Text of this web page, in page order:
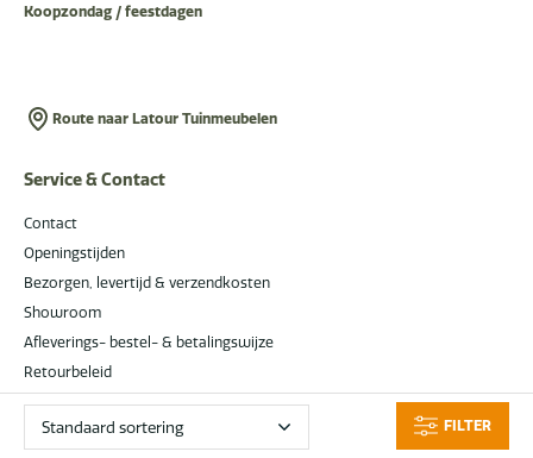
FILTER
Koopzondag / feestdagen
Route naar Latour Tuinmeubelen
Service & Contact
Contact
Openingstijden
Bezorgen, levertijd & verzendkosten
Showroom
Afleverings- bestel- & betalingswijze
Retourbeleid
Klachtenprocedure & Garantie
Algemene- en leveringsvoorwaarden